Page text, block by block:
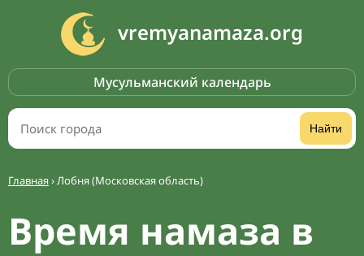
vremyanamaza.org
Мусульманский календарь
Найти
Главная›Лобня (Московская область)
Время намаза в